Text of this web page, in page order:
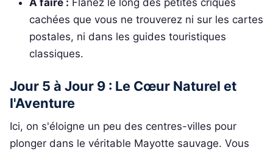
cachées que vous ne trouverez ni sur les cartes
postales, ni dans les guides touristiques
classiques.
Jour 5 à Jour 9 : Le Cœur Naturel et
l'Aventure
Ici, on s'éloigne un peu des centres-villes pour
plonger dans le véritable Mayotte sauvage. Vous